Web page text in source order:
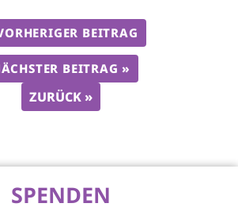
ZURÜCK »
BEITRAG
BEITRAG »
SPENDEN